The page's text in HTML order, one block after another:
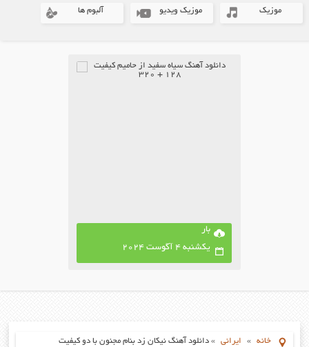
موزیک موزیک ویدیو آلبوم ها
بار
یکشنبه 4 آگوست 2024
خانه » ایرانی »دانلود آهنگ نیکان زد بنام مجنون با دو کیفیت